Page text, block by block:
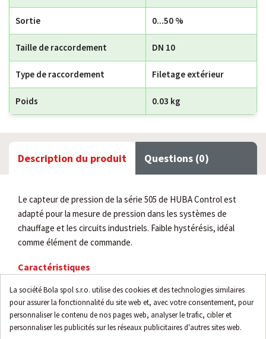
La société Bola spol s.r.o. utilise des cookies et des technologies similaires
pour assurer la fonctionnalité du site web et, avec votre consentement, pour
personnaliser le contenu de nos pages web, analyser le trafic, cibler et
personnaliser les publicités sur les réseaux publicitaires d'autres sites web.
Sortie 0...50 %
Taille de raccordement DN 10
Type de raccordement Filetage extérieur
Poids 0.03 kg
Description du produit Questions (0)
Le capteur de pression de la série 505 de HUBA Control est
adapté pour la mesure de pression dans les systèmes de
chauffage et les circuits industriels. Faible hystérésis, idéal
comme élément de commande.
Caractéristiques
plage de pression 0...10 bar
filetage externe
taille de raccordement G 3/8"
sans orifice